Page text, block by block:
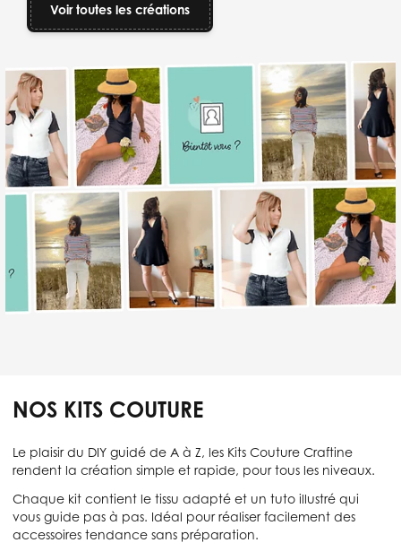
Voir toutes les créations
NOS KITS COUTURE
Le plaisir du DIY guidé de A à Z, les Kits Couture Craftine
rendent la création simple et rapide, pour tous les niveaux.
Chaque kit contient le tissu adapté et un tuto illustré qui
vous guide pas à pas. Idéal pour réaliser facilement des
accessoires tendance sans préparation.